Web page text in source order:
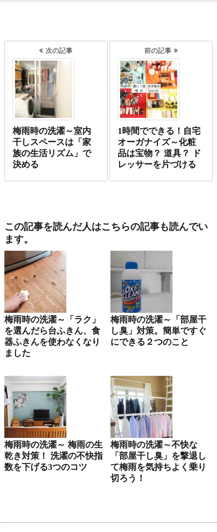
次の記事
梅雨時の洗濯～室内
干しスペースは「家
族の生活リズム」で
決める
前の記事
1時間でできる！自宅
オーガナイズ～化粧
品は宝物？ 道具？ ド
レッサーを片づける
この記事を読んだ人はこちらの記事も読んでい
ます。
梅雨時の洗濯～「ラク」
を選んだら台ふきん、食
器ふきんを使わなくなり
ました
梅雨時の洗濯～「部屋干
し臭」対策。簡単ですぐ
にできる２つのこと
梅雨時の洗濯～ 梅雨の生
乾き対策！ 洗濯の不快指
数を下げる3つのコツ
梅雨時の洗濯～不快な
「部屋干し臭」を撃退し
て梅雨を気持ちよく乗り
切ろう！